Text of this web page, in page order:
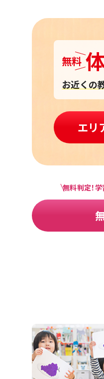
無料
お近くの
エリ
無料判定！